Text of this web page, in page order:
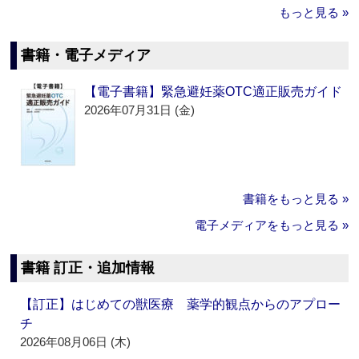
もっと見る »
書籍・電子メディア
【電子書籍】緊急避妊薬OTC適正販売ガイド
2026年07月31日 (金)
書籍をもっと見る »
電子メディアをもっと見る »
書籍 訂正・追加情報
【訂正】はじめての獣医療 薬学的観点からのアプロー
チ
2026年08月06日 (木)